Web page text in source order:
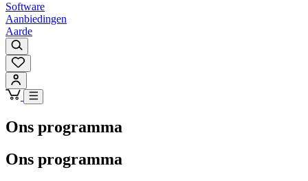
Software
Aanbiedingen
Aarde
Ons programma
Ons programma